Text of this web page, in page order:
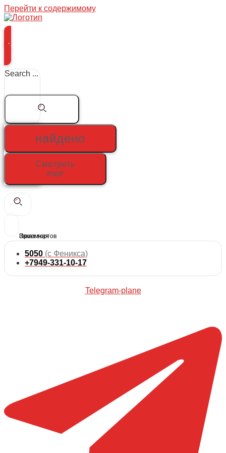
Перейти к содержимому
Меню
Search ...
найдено
Смотреть
еще
5050 (с Феникса)
+7949-331-10-17
Telegram-plane